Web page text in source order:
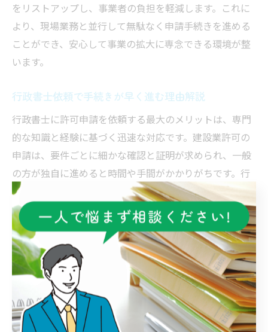
をリストアップし、事業者の負担を軽減します。これに
より、現場業務と並行して無駄なく申請手続きを進める
ことができ、安心して事業の拡大に専念できる環境が整
います。
行政書士依頼で手続きが早く進む理由解説
行政書士に許可申請を依頼する最大のメリットは、専門
的な知識と経験に基づく迅速な対応です。建設業許可の
申請は、要件ごとに細かな確認と証明が求められ、一般
の方が独自に進めると時間や手間がかかりがちです。行
政書士は法改正や最新の運用指針にも精通しているた
め、効率的な申請フローを構築できます。
伊勢崎市の行政窓口とのやり取りや、必要に応じた追加
資料への早期対応も可能です。これにより、申請後の不
備指摘や再提出のリスクを抑え、許可取得までの期間短
縮につながります。特に初めての申請や規模拡大時に
は、専門家の力を借りることで失敗を防げる点が評価さ
れています。